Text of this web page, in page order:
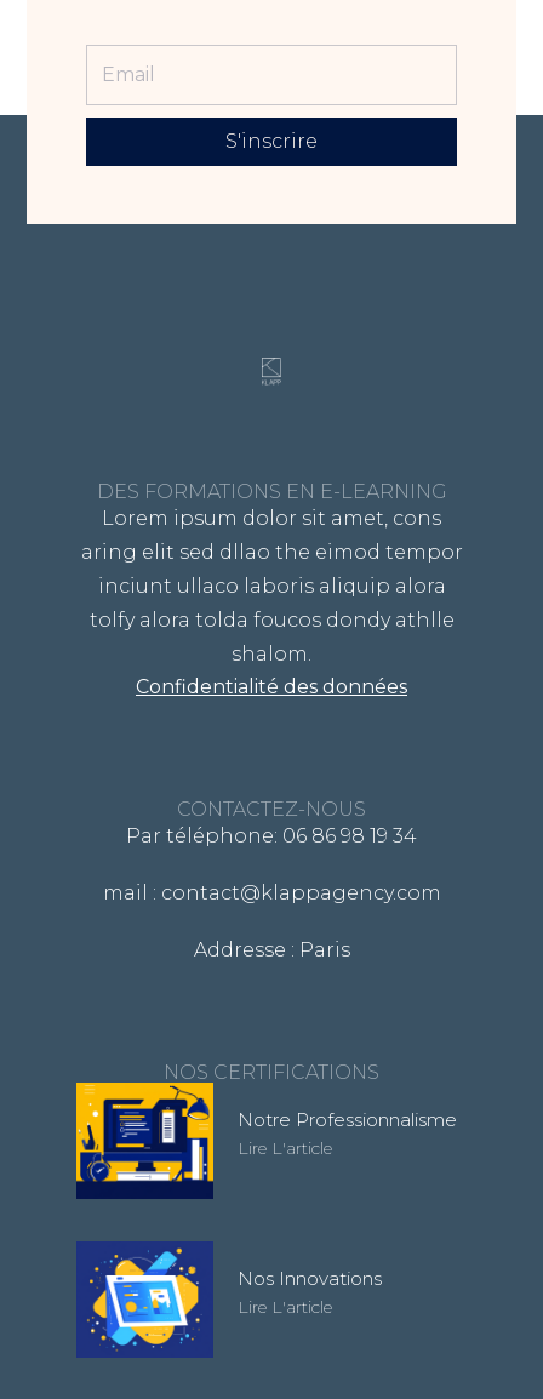
S'inscrire
DES FORMATIONS EN E-LEARNING
Lorem ipsum dolor sit amet, cons
aring elit sed dllao the eimod tempor
inciunt ullaco laboris aliquip alora
tolfy alora tolda foucos dondy athlle
shalom.
Confidentialité des données
CONTACTEZ-NOUS
Par téléphone: 06 86 98 19 34
mail : contact@klappagency.com
Addresse : Paris
NOS CERTIFICATIONS
Notre Professionnalisme
Lire L'article
Nos Innovations
Lire L'article